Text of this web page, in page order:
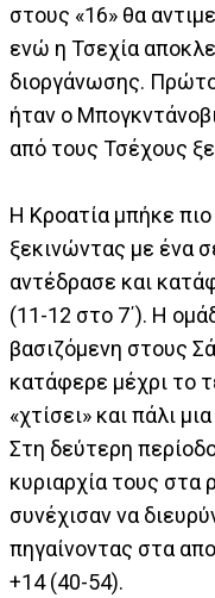
στους «16» θα
ενώ η Τσεχία
διοργάνωσης.
ήταν ο
από τους Τσέχους
Η Κροατία μπήκε
ξεκινώντας με ένα
αντέδρασε και
(11-12 στο 7΄). Η
βασιζόμενη στους
κατάφερε μέχρι το
«χτίσει» και πάλι
Στη δεύτερη
κυριαρχία τους στα
συνέχισαν να
πηγαίνοντας στα
+14 (40-54).